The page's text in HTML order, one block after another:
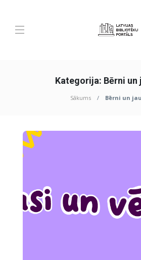
Kategorija: Bērni un
Sākums Bērni un